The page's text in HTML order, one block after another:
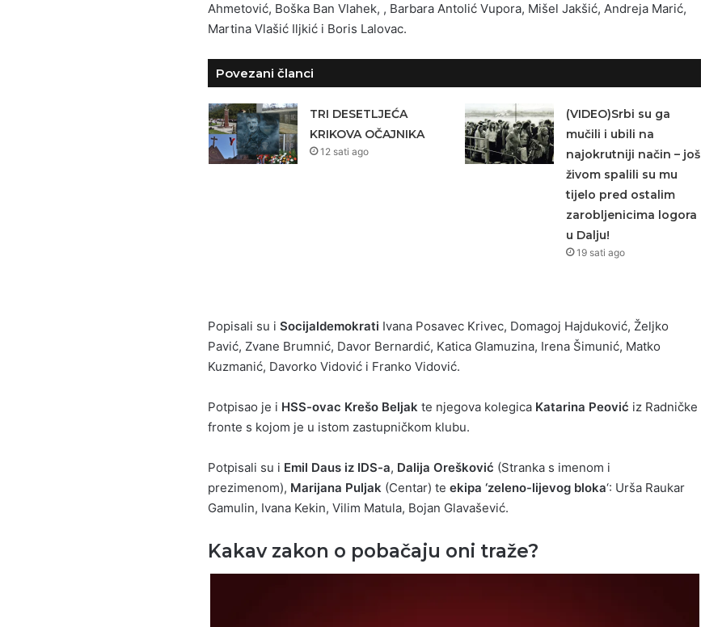
Ahmetović, Boška Ban Vlahek, , Barbara Antolić Vupora, Mišel Jakšić, Andreja Marić,
Martina Vlašić Iljkić i Boris Lalovac.
Povezani članci
TRI DESETLJEĆA
KRIKOVA OČAJNIKA
12 sati ago
(VIDEO)Srbi su ga
mučili i ubili na
najokrutniji način – još
živom spalili su mu
tijelo pred ostalim
zarobljenicima logora
u Dalju!
19 sati ago
Popisali su i Socijaldemokrati Ivana Posavec Krivec, Domagoj Hajduković, Željko
Pavić, Zvane Brumnić, Davor Bernardić, Katica Glamuzina, Irena Šimunić, Matko
Kuzmanić, Davorko Vidović i Franko Vidović.
Potpisao je i HSS-ovac Krešo Beljak te njegova kolegica Katarina Peović iz Radničke
fronte s kojom je u istom zastupničkom klubu.
Potpisali su i Emil Daus iz IDS-a, Dalija Orešković (Stranka s imenom i
prezimenom), Marijana Puljak (Centar) te ekipa ‘zeleno-lijevog bloka‘: Urša Raukar
Gamulin, Ivana Kekin, Vilim Matula, Bojan Glavašević.
Kakav zakon o pobačaju oni traže?